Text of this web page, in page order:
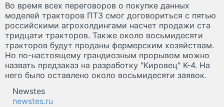
Во время всех переговоров о покупке данных
моделей тракторов ПТЗ смог договориться с пятью
российскими агрохолдингами насчет продажи ста
тридцати тракторов. Также около восьмидесяти
тракторов будут проданы фермерским хозяйствам.
Но по-настоящему грандиозным прорывом можно
назвать предзаказ на разработку "Кировец" К-4. На
него было оставлено около восьмидесяти заявок.
Newstes
newstes.ru